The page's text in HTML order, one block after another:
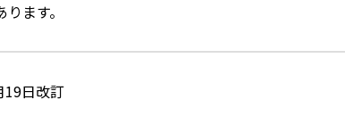
ます。
19日改訂